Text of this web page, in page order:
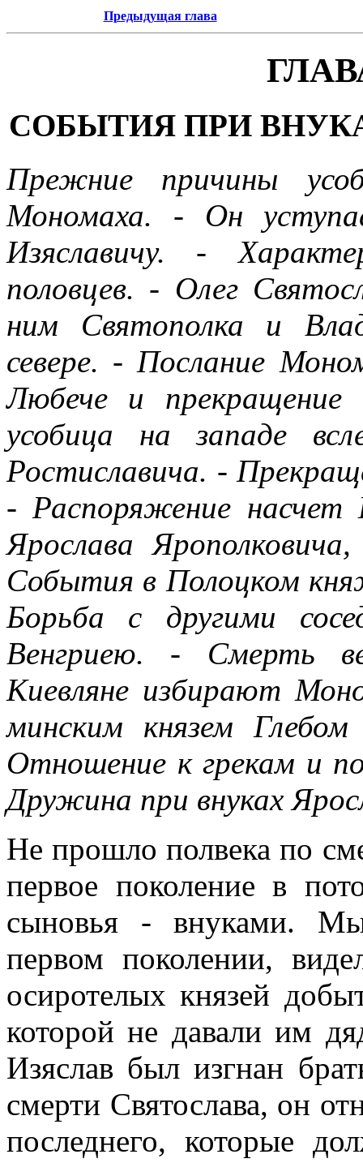
Предыдущая глава
СОБЫТИЯ ПРИ
Прежние причины
Мономаха. - Он
Изяславичу. -
половцев. - Олег
ним Святополка и
севере. - Послание
Любече и
усобица на западе
Ростиславича. -
- Распоряжение насчет
Ярослава
События в Полоцком
Борьба с другими
Венгриею. - Смерть
Киевляне избирают
минским князем
Отношение к грекам и
Дружина при внуках
Не прошло полвека по
первое поколение в
сыновья - внуками.
первом поколении,
осиротелых князей
которой не давали им
Изяслав был изгнан
смерти Святослава, он
последнего, которые